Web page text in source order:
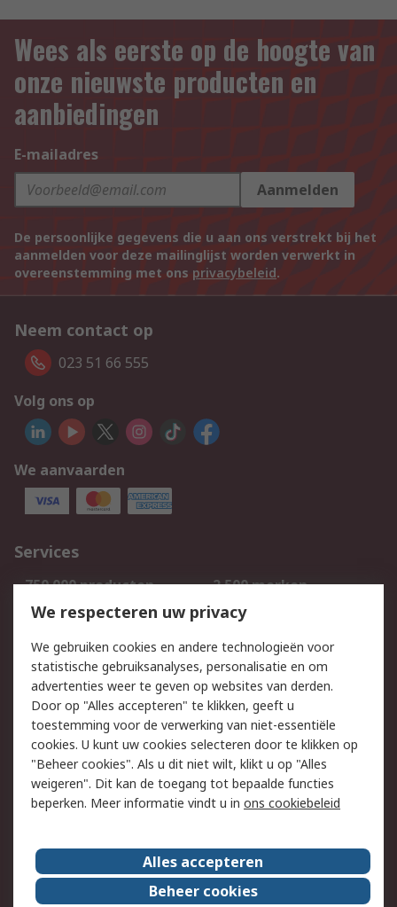
Wees als eerste op de hoogte van
onze nieuwste producten en
aanbiedingen
E-mailadres
Aanmelden
De persoonlijke gegevens die u aan ons verstrekt bij het
aanmelden voor deze mailinglijst worden verwerkt in
overeenstemming met ons privacybeleid.
Neem contact op
023 51 66 555
Volg ons op
We aanvaarden
Services
750.000 producten
2.500 merken
Bestellen
Inkoopoplossingen
Track & Trace
Wettelijk
Cookiebeleid
Email veiligheid
Privacybeleid
Websitevoorwaarden
Algemene
verkoopvoorwaarden
Over RS
RS Group
Over ons
We respecteren uw privacy
We gebruiken cookies en andere technologieën voor
statistische gebruiksanalyses, personalisatie en om
advertenties weer te geven op websites van derden.
Door op "Alles accepteren" te klikken, geeft u
toestemming voor de verwerking van niet-essentiële
cookies. U kunt uw cookies selecteren door te klikken op
"Beheer cookies". Als u dit niet wilt, klikt u op "Alles
weigeren". Dit kan de toegang tot bepaalde functies
beperken. Meer informatie vindt u in ons cookiebeleid
Alles accepteren
Beheer cookies